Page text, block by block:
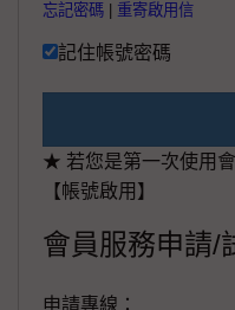
忘記密碼 重寄啟用信
記住帳號密碼
★ 若您是第一次使用
【帳號啟用】
會員服務申請/
申請專線：